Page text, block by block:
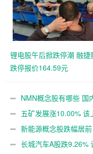
锂电股午后掀跌停潮 融捷
跌停报价164.59元
NMN概念股有哪些 国
五矿发展涨10.00% 该
新能源概念股跌幅居
长城汽车A股跌9.26%